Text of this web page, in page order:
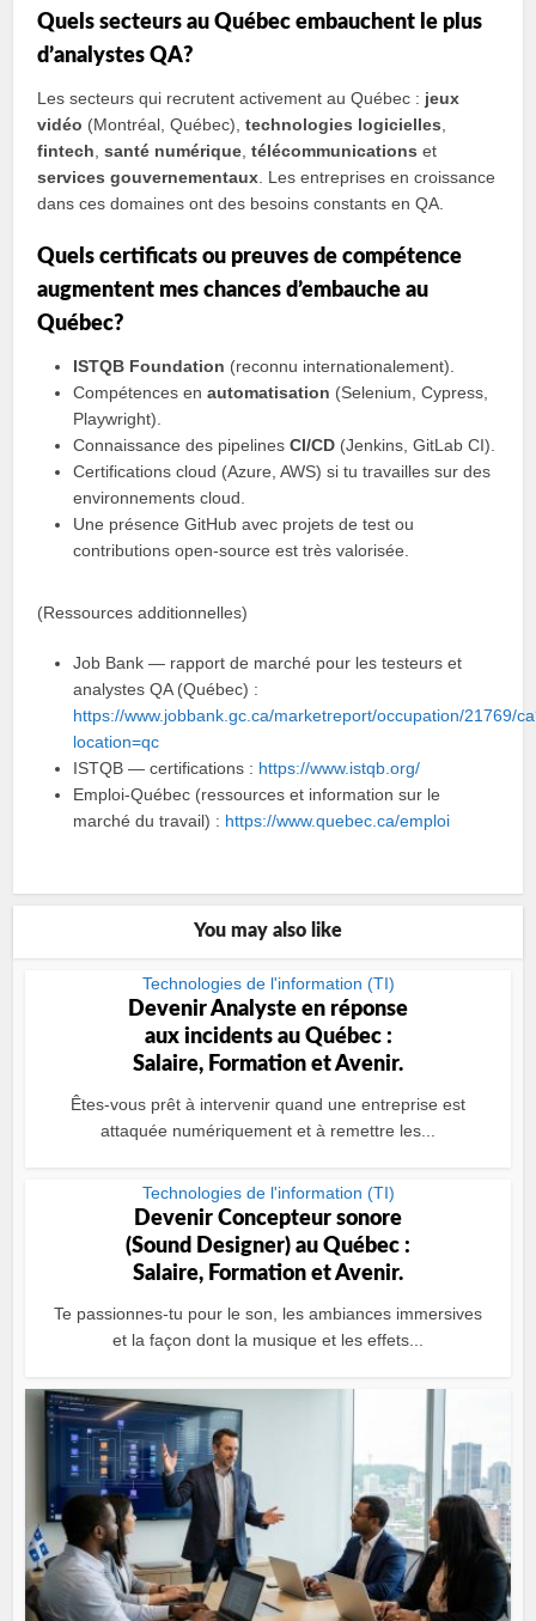
Quels secteurs au Québec embauchent le plus
d’analystes QA?
Les secteurs qui recrutent activement au Québec : jeux
vidéo (Montréal, Québec),technologies logicielles
fintech ,santé numérique ,télécommunications et
services gouvernementaux . Les entreprises en croissance
dans ces domaines ont des besoins constants en QA.
Quels certificats ou preuves de compétence
augmentent mes chances d’embauche au
Québec?
ISTQB Foundation (reconnu internationalement).
Compétences enautomatisation (Selenium, Cypress,
Playwright).
Connaissance des pipelinesCI/CD (Jenkins, GitLab CI).
Certifications cloud (Azure, AWS) si tu travailles sur des
environnements cloud.
Une présence GitHub avec projets de test ou
contributions open-source est très valorisée.
(Ressources additionnelles)
Job Bank — rapport de marché pour les testeurs et
analystes QA (Québec) :
https://www.jobbank.gc.ca/marketreport/occupation/21769/
location=qc
ISTQB — certifications : https://www.istqb.org/
Emploi-Québec (ressources et information sur le
marché du travail) : https://www.quebec.ca/emploi
You may also like
Technologies de l'information (TI)
Devenir Analyste en réponse
aux incidents au Québec :
Salaire, Formation et Avenir.
Êtes-vous prêt à intervenir quand une entreprise est
attaquée numériquement et à remettre les...
Technologies de l'information (TI)
Devenir Concepteur sonore
(Sound Designer) au Québec :
Salaire, Formation et Avenir.
Te passionnes-tu pour le son, les ambiances immersives
et la façon dont la musique et les effets...